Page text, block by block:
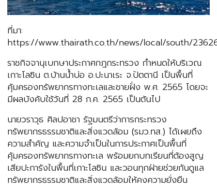
ที่มา:
https://www.thairath.co.th/news/local/south/
ราชกิจจานุเบกษาประกาศกฎกระทรวง กำหนดให้บริเวณ
เกาะโลซิน ต.บ้านน้ำบ่อ อ.ปะนาเระ จ.ปัตตานี เป็นพื้นที่
คุ้มครองทรัพยากรทางทะเลและชายฝั่ง พ.ศ. 2565 โดยจะ
มีผลบังคับใช้วันที่ 28 ก.ค. 2565 เป็นต้นไป
นายวราวุธ ศิลปอาชา รัฐมนตรีว่าการกระทรวง
ทรัพยากรธรรมชาติและสิ่งแวดล้อม (รมว.ทส.) ได้เผยถึง
ความสำคัญ และความจำเป็นในการประกาศเป็นพื้นที่
คุ้มครองทรัพยากรทางทะเล พร้อมยกบทเรียนที่ต้องสูญ
เสียปะการังในพื้นที่เกาะโลซิน และวอนทุกฝ่ายช่วยกันดูแล
ทรัพยากรธรรมชาติและสิ่งแวดล้อมให้คงความยั่งยืน